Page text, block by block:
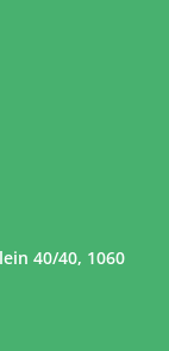
40/40, 1060